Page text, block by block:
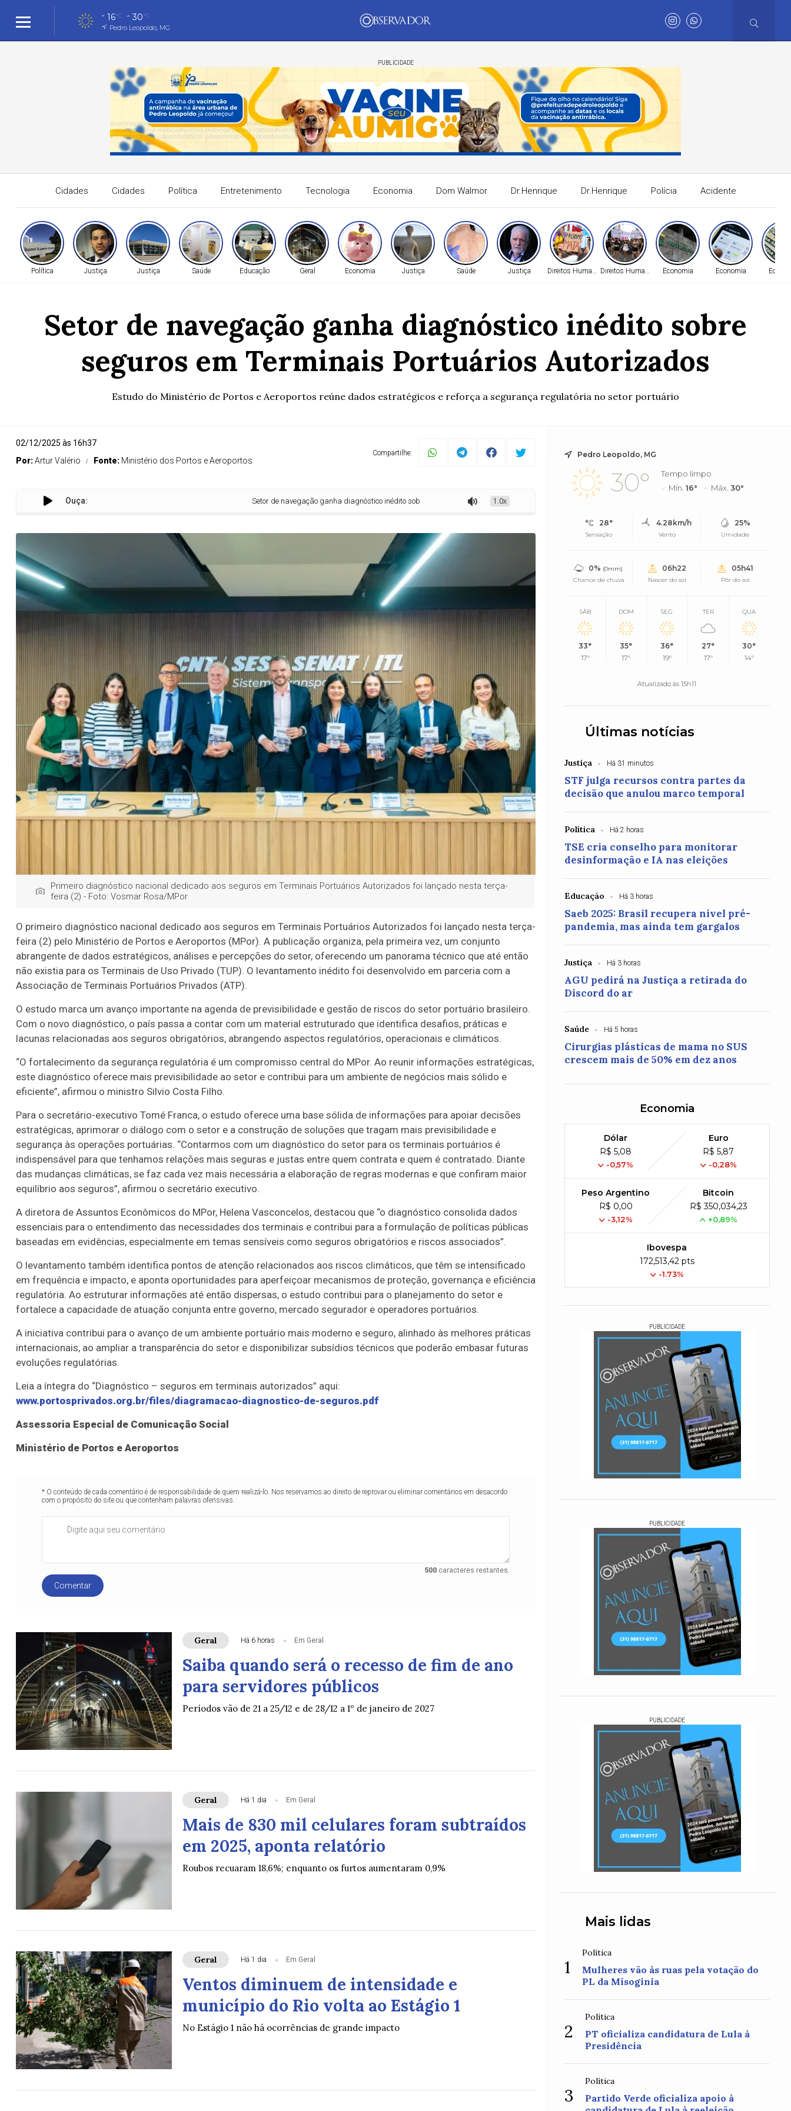
16°C 30°C
Pedro Leopoldo, MG
PUBLICIDADE
Cidades Cidades Política Entretenimento Tecnologia Economia Dom Walmor Dr.Henrique Dr.Henrique Polícia Acidente
Política Justiça Justiça Saúde Educação Geral Economia Justiça Saúde Justiça Direitos HumanosDireitos Humanos Economia Economia
Setor de navegação ganha diagnóstico inédito sobre
seguros em Terminais Portuários Autorizados
Estudo do Ministério de Portos e Aeroportos reúne dados estratégicos e reforça a segurança regulatória no setor portuário
02/12/2025 às 16h37
Por:Artur Valério Fonte: Ministério dos Portos e Aeroportos
Compartilhe:
Ouça: Setor de navegação ganha diagnóstico inédito sobre seguros em Terminais Portuários Autorizados
1.0x
Primeiro diagnóstico nacional dedicado aos seguros em Terminais Portuários Autorizados foi lançado nesta terça-
feira (2) - Foto: Vosmar Rosa/MPor
O primeiro diagnóstico nacional dedicado aos seguros em Terminais Portuários Autorizados foi lançado nesta terça-
feira (2) pelo Ministério de Portos e Aeroportos (MPor). A publicação organiza, pela primeira vez, um conjunto
abrangente de dados estratégicos, análises e percepções do setor, oferecendo um panorama técnico que até então
não existia para os Terminais de Uso Privado (TUP). O levantamento inédito foi desenvolvido em parceria com a
Associação de Terminais Portuários Privados (ATP).
O estudo marca um avanço importante na agenda de previsibilidade e gestão de riscos do setor portuário brasileiro.
Com o novo diagnóstico, o país passa a contar com um material estruturado que identifica desafios, práticas e
lacunas relacionadas aos seguros obrigatórios, abrangendo aspectos regulatórios, operacionais e climáticos.
“O fortalecimento da segurança regulatória é um compromisso central do MPor. Ao reunir informações estratégicas,
este diagnóstico oferece mais previsibilidade ao setor e contribui para um ambiente de negócios mais sólido e
eficiente”, afirmou o ministro Silvio Costa Filho.
Para o secretário-executivo Tomé Franca, o estudo oferece uma base sólida de informações para apoiar decisões
estratégicas, aprimorar o diálogo com o setor e a construção de soluções que tragam mais previsibilidade e
segurança às operações portuárias. “Contarmos com um diagnóstico do setor para os terminais portuários é
indispensável para que tenhamos relações mais seguras e justas entre quem contrata e quem é contratado. Diante
das mudanças climáticas, se faz cada vez mais necessária a elaboração de regras modernas e que confiram maior
equilíbrio aos seguros”, afirmou o secretário executivo.
A diretora de Assuntos Econômicos do MPor, Helena Vasconcelos, destacou que “o diagnóstico consolida dados
essenciais para o entendimento das necessidades dos terminais e contribui para a formulação de políticas públicas
baseadas em evidências, especialmente em temas sensíveis como seguros obrigatórios e riscos associados”.
O levantamento também identifica pontos de atenção relacionados aos riscos climáticos, que têm se intensificado
em frequência e impacto, e aponta oportunidades para aperfeiçoar mecanismos de proteção, governança e eficiência
regulatória. Ao estruturar informações até então dispersas, o estudo contribui para o planejamento do setor e
fortalece a capacidade de atuação conjunta entre governo, mercado segurador e operadores portuários.
A iniciativa contribui para o avanço de um ambiente portuário mais moderno e seguro, alinhado às melhores práticas
internacionais, ao ampliar a transparência do setor e disponibilizar subsídios técnicos que poderão embasar futuras
evoluções regulatórias.
Leia a íntegra do “Diagnóstico – seguros em terminais autorizados” aqui:
www.portosprivados.org.br/files/diagramacao-diagnostico-de-seguros.pdf
Assessoria Especial de Comunicação Social
Ministério de Portos e Aeroportos
* O conteúdo de cada comentário é de responsabilidade de quem realizá-lo. Nos reservamos ao direito de reprovar ou eliminar comentários em desacordo
com o propósito do site ou que contenham palavras ofensivas.
500caracteres restantes.
Comentar
Geral Há 6 horas Em Geral
Saiba quando será o recesso de fim de ano
para servidores públicos
Períodos vão de 21 a 25/12 e de 28/12 a 1º de janeiro de 2027
Geral Há 1 dia Em Geral
Mais de 830 mil celulares foram subtraídos
em 2025, aponta relatório
Roubos recuaram 18,6%; enquanto os furtos aumentaram 0,9%
Geral Há 1 dia Em Geral
Ventos diminuem de intensidade e
município do Rio volta ao Estágio 1
No Estágio 1 não há ocorrências de grande impacto
Pedro Leopoldo, MG
30°
Tempo limpo
Mín.16° Máx.30°
28°
Sensação
4.28km/h
Vento
25%
Umidade
0% (0mm)
Chance de chuva
06h22
Nascer do sol
05h41
Pôr do sol
SÁB
33°
17°
DOM
35°
17°
SEG
36°
19°
TER
27°
17°
QUA
30°
14°
Atualizado às 15h11
Últimas notícias
Justiça Há 31 minutos
STF julga recursos contra partes da
decisão que anulou marco temporal
Política Há 2 horas
TSE cria conselho para monitorar
desinformação e IA nas eleições
Educação Há 3 horas
Saeb 2025: Brasil recupera nível pré-
pandemia, mas ainda tem gargalos
Justiça Há 3 horas
AGU pedirá na Justiça a retirada do
Discord do ar
Saúde Há 5 horas
Cirurgias plásticas de mama no SUS
crescem mais de 50% em dez anos
Economia
Dólar
R$ 5,08
-0,57%
Euro
R$ 5,87
-0,28%
Peso Argentino
R$ 0,00
-3,12%
Bitcoin
R$ 350,034,23
+0,89%
Ibovespa
172,513,42 pts
-1.73%
PUBLICIDADE
PUBLICIDADE
PUBLICIDADE
Mais lidas
1
Política
Mulheres vão às ruas pela votação do
PL da Misoginia
2
Política
PT oficializa candidatura de Lula à
Presidência
3
Política
Partido Verde oficializa apoio à